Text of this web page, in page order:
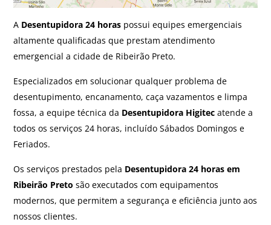
A Desentupidora 24 horas possui equipes emergenciais
altamente qualificadas que prestam atendimento
emergencial a cidade de Ribeirão Preto.
Especializados em solucionar qualquer problema de
desentupimento, encanamento, caça vazamentos e limpa
fossa, a equipe técnica da Desentupidora Higitec atende a
todos os serviços 24 horas, incluído Sábados Domingos e
Feriados.
Os serviços prestados pela Desentupidora 24 horas em
Ribeirão Preto são executados com equipamentos
modernos, que permitem a segurança e eficiência junto aos
nossos clientes.